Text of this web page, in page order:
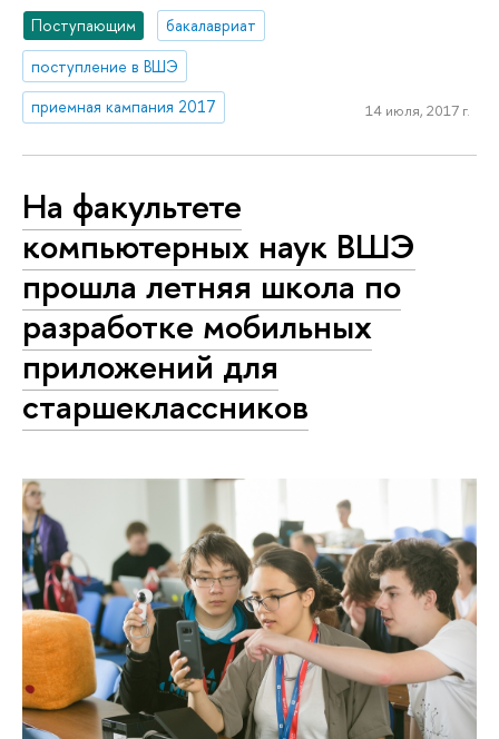
Поступающим
бакалавриат
поступление в ВШЭ
приемная кампания 2017
14 июля, 2017 г.
На факультете
компьютерных наук ВШЭ
прошла летняя школа по
разработке мобильных
приложений для
старшеклассников